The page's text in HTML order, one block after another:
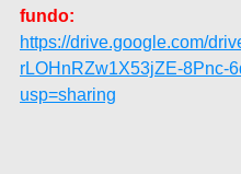
fundo:
https://drive.google.com/
rLOHnRZw1X53jZE-8Pnc-
usp=sharing